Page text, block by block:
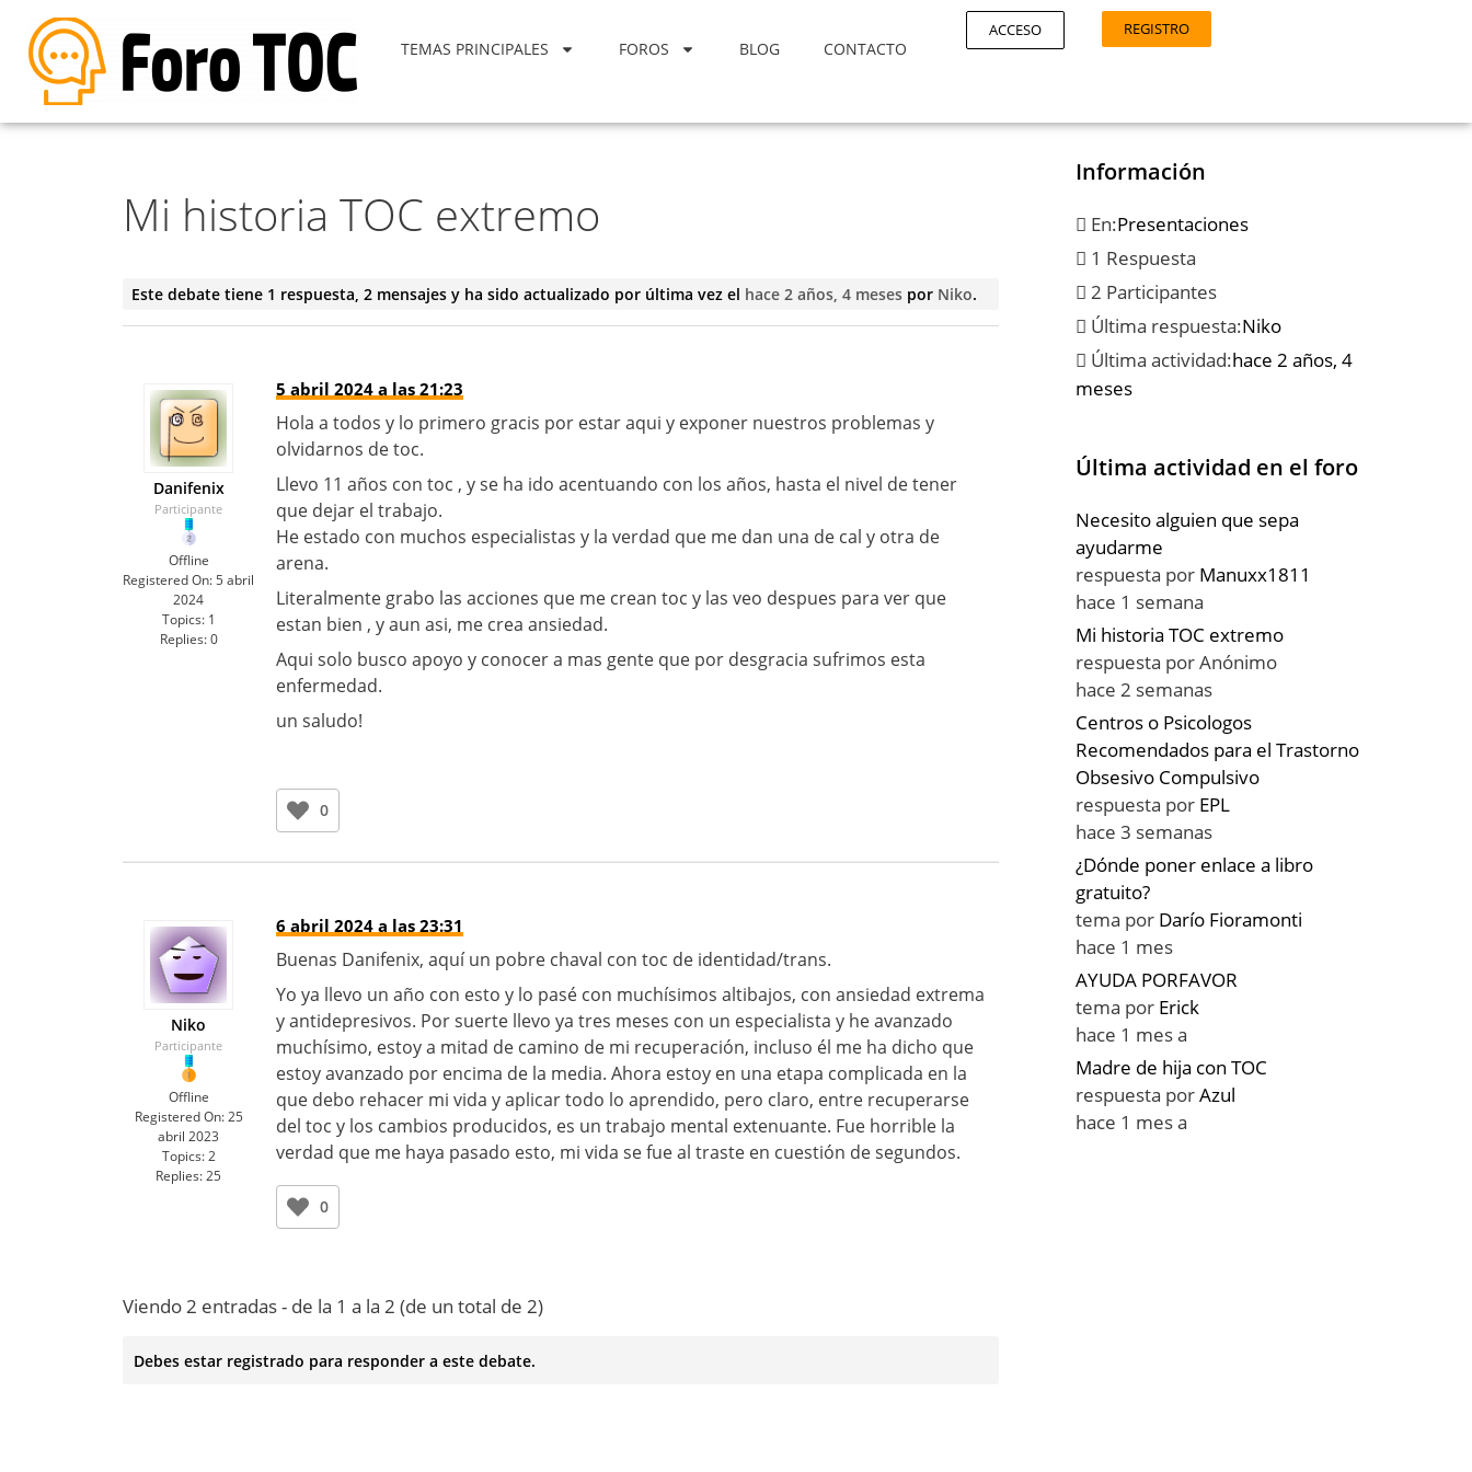
TEMAS PRINCIPALES FOROS BLOG CONTACTO
ACCESO REGISTRO
Mi historia TOC extremo
Este debate tiene 1 respuesta, 2 mensajes y ha sido actualizado por última vez el hace 2 años, 4 meses por Niko.
Danifenix
Participante
Offline
Registered On:5 abril
2024
Topics: 1
Replies: 0
5 abril 2024 a las 21:23
Hola a todos y lo primero gracis por estar aqui y exponer nuestros problemas y
olvidarnos de toc.
Llevo 11 años con toc , y se ha ido acentuando con los años, hasta el nivel de tener
que dejar el trabajo.
He estado con muchos especialistas y la verdad que me dan una de cal y otra de
arena.
Literalmente grabo las acciones que me crean toc y las veo despues para ver que
estan bien , y aun asi, me crea ansiedad.
Aqui solo busco apoyo y conocer a mas gente que por desgracia sufrimos esta
enfermedad.
un saludo!
0
Niko
Participante
Offline
Registered On: 25
abril 2023
Topics: 2
Replies:25
6 abril 2024 a las 23:31
Buenas Danifenix, aquí un pobre chaval con toc de identidad/trans.
Yo ya llevo un año con esto y lo pasé con muchísimos altibajos, con ansiedad extrema
y antidepresivos. Por suerte llevo ya tres meses con un especialista y he avanzado
muchísimo, estoy a mitad de camino de mi recuperación, incluso él me ha dicho que
estoy avanzado por encima de la media. Ahora estoy en una etapa complicada en la
que debo rehacer mi vida y aplicar todo lo aprendido, pero claro, entre recuperarse
del toc y los cambios producidos, es un trabajo mental extenuante. Fue horrible la
verdad que me haya pasado esto, mi vida se fue al traste en cuestión de segundos.
0
Viendo 2 entradas - de la 1 a la 2 (de un total de 2)
Debes estar registrado para responder a este debate.
Información
En:Presentaciones
1 Respuesta
2 Participantes
Última respuesta:Niko
Última actividad:hace 2 años, 4
meses
Última actividad en el foro
Necesito alguien que sepa
ayudarme
respuesta por Manuxx1811
hace 1 semana
Mi historia TOC extremo
respuesta porAnónimo
hace 2 semanas
Centros o Psicologos
Recomendados para el Trastorno
Obsesivo Compulsivo
respuesta por EPL
hace 3 semanas
¿Dónde poner enlace a libro
gratuito?
tema por Darío Fioramonti
hace 1 mes
AYUDA PORFAVOR
tema por Erick
hace 1 mes a
Madre de hija con TOC
respuesta porAzul
hace 1 mes a